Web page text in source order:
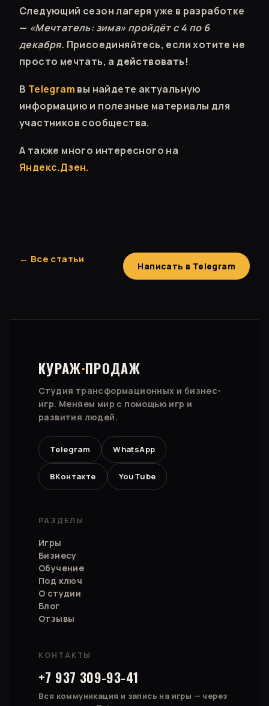
Следующий сезон лагеря уже в разработке
— «Мечтатель: зима» пройдёт с 4 по 6
декабря. Присоединяйтесь, если хотите не
просто мечтать, а действовать!
В Telegram вы найдете актуальную
информацию и полезные материалы для
участников сообщества.
А также много интересного на
Яндекс.Дзен.
← Все статьи
Написать в Telegram
КУРАЖ·ПРОДАЖ
Студия трансформационных и бизнес-
игр. Меняем мир с помощью игр и
развития людей.
Telegram WhatsApp
ВКонтакте YouTube
РАЗДЕЛЫ
Игры
Бизнесу
Обучение
Под ключ
О студии
Блог
Отзывы
КОНТАКТЫ
+7 937 309-93-41
Вся коммуникация и запись на игры — через